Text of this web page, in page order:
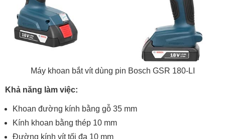
Máy khoan bắt vít dùng pin Bosch GSR 180-LI
Khả năng làm việc:
Khoan đường kính bằng gỗ 35 mm
Kính khoan bằng thép 10 mm
Đường kính vít tối đa 10 mm